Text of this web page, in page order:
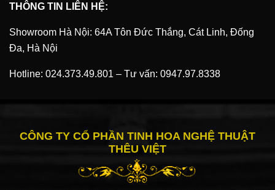
THÔNG TIN LIÊN HỆ:
Showroom Hà Nội: 64A Tôn Đức Thắng, Cát Linh, Đống
Đa, Hà Nội
Hotline: 024.373.49.801 – Tư vấn: 0947.97.8338
CÔNG TY CỔ PHẦN TINH HOA NGHỆ THUẬT
THÊU VIỆT